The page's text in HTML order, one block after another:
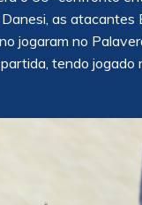
as atacantes
jogaram no
tendo jogado